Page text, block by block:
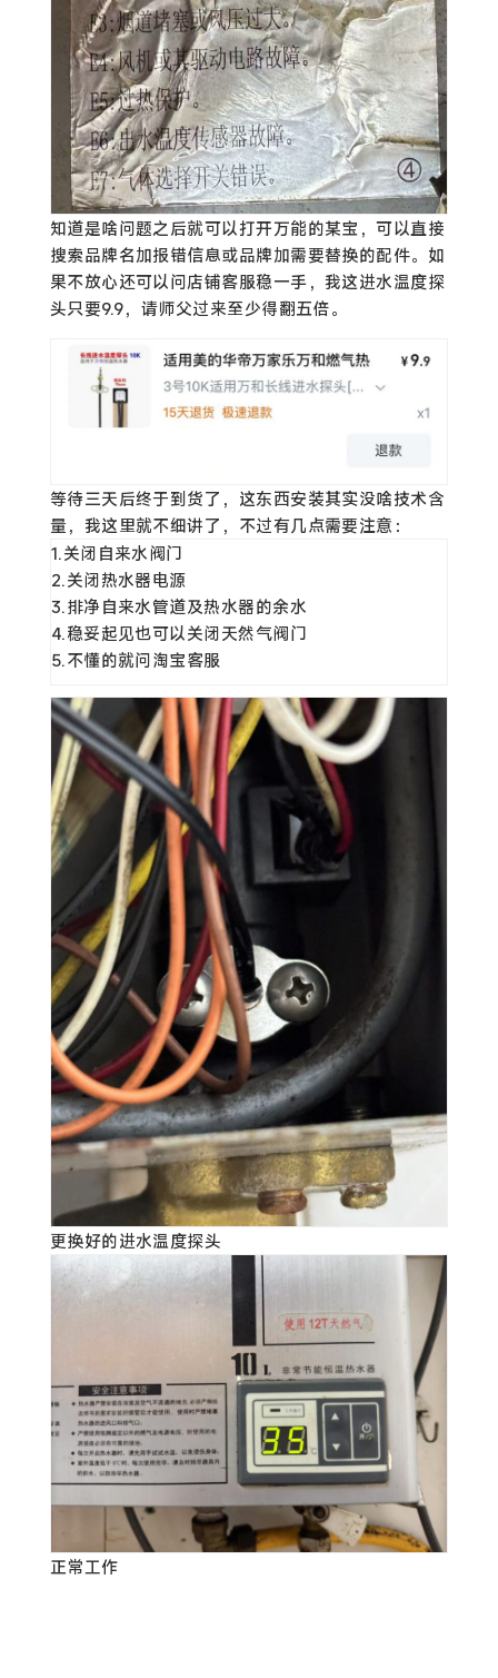
知道是啥问题之后就可以打开万能的某宝，可以直接
搜索品牌名加报错信息或品牌加需要替换的配件。如
果不放心还可以问店铺客服稳一手，我这进水温度探
头只要9.9，请师父过来至少得翻五倍。
等待三天后终于到货了，这东西安装其实没啥技术含
量，我这里就不细讲了，不过有几点需要注意：
1.关闭自来水阀门
2.关闭热水器电源
3.排净自来水管道及热水器的余水
4.稳妥起见也可以关闭天然气阀门
5.不懂的就问淘宝客服
更换好的进水温度探头
正常工作